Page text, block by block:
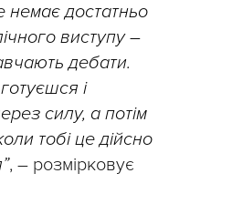
немає достатньо
виступу –
дебати.
і
силу, а потім
тобі це дійсно
, – розмірковує